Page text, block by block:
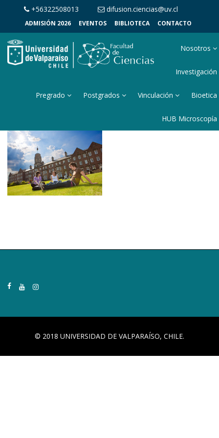
+56322508013 difusion.ciencias@uv.cl
ADMISIÓN 2026 EVENTOS BIBLIOTECA CONTACTO
Nosotros
Investigación
Pregrado Postgrados Vinculación Bioetica
HUB Microscopía
© 2018 UNIVERSIDAD DE VALPARAÍSO, CHILE.